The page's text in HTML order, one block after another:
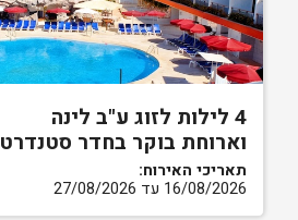
4 לילות לזוג ע"ב לינה
וארוחת בוקר בחדר סטנדרט
תאריכי האירוח:
16/08/2026 עד 27/08/2026